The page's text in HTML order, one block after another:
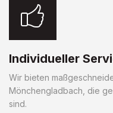
Individueller
Wir bieten
Mönchengladbach, die
sind.